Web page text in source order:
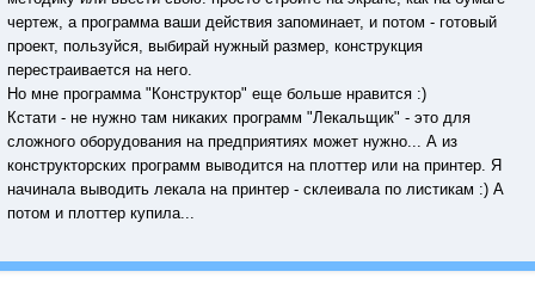
чертеж, а программа ваши действия запоминает, и потом - готовый
проект, пользуйся, выбирай нужный размер, конструкция
перестраивается на него.
Но мне программа "Конструктор" еще больше нравится :)
Кстати - не нужно там никаких программ "Лекальщик" - это для
сложного оборудования на предприятиях может нужно... А из
конструкторских программ выводится на плоттер или на принтер. Я
начинала выводить лекала на принтер - склеивала по листикам :) А
потом и плоттер купила...